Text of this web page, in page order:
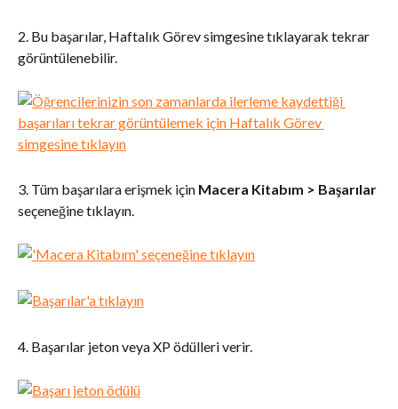
2. Bu başarılar, Haftalık Görev simgesine tıklayarak tekrar
görüntülenebilir.
3. Tüm başarılara erişmek için Macera Kitabım > Başarılar
seçeneğine tıklayın.
4. Başarılar jeton veya XP ödülleri verir.